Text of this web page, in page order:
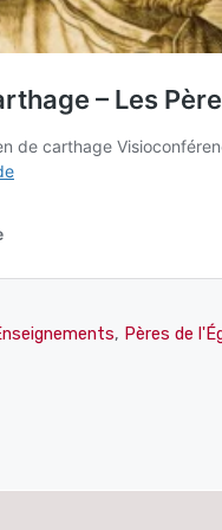
, Pères de